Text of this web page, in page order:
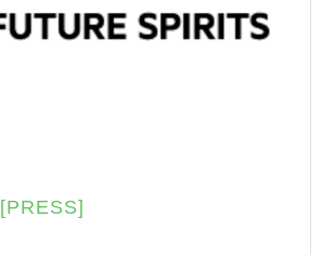
[PRESS]